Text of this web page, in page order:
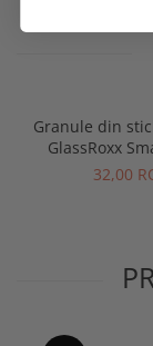
Granule din
GlassRoxx
Pitch
32,00